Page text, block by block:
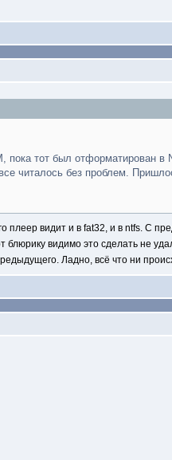
тот был отформатирован
читалось без проблем.
видит и в fat32, и в ntfs. С
блюрику видимо это сделать не
Ладно, всё что ни